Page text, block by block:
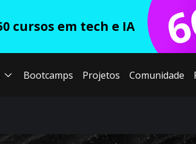
cursos em tech e IA
Bootcamps Projetos Comunidade